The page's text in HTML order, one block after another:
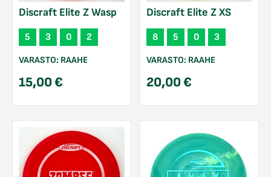
Discraft Elite Z Wasp
5 3 0 2
VARASTO: RAAHE
15,00€
Discraft Elite Z XS
8 5 0 3
VARASTO: RAAHE
20,00€